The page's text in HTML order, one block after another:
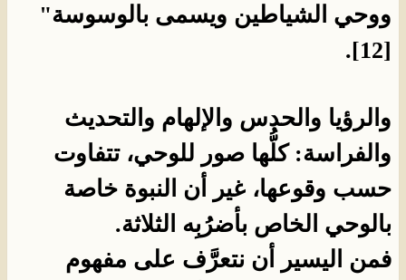
ووحي الشياطين ويسمى بالوسوسة"
[12].
والرؤيا والحدس والإلهام والتحديث
والفراسة: كلُّها صور للوحي، تتفاوت
حسب وقوعها، غير أن النبوة خاصة
بالوحي الخاص بأضرُبِه الثلاثة.
فمن اليسير أن نتعرَّف على مفهوم